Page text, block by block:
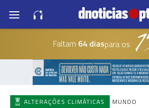
Faltam 64 diaspara os
ALTERAÇÕES CLIMÁTICAS MUNDO